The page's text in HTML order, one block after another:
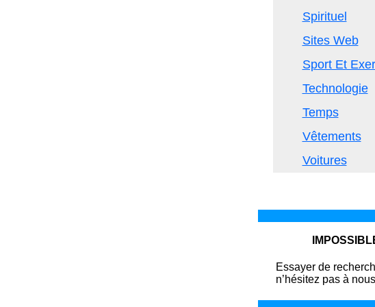
Spirituel
Sites Web
Sport Et
Technologie
Temps
Vêtements
Voitures
Essayer de
n’hésitez pas à nous